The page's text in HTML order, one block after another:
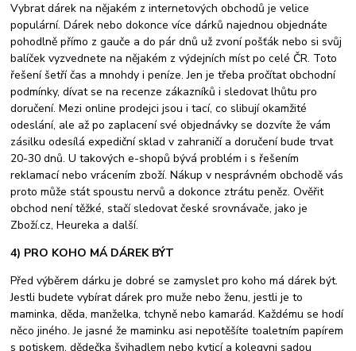
Vybrat dárek na nějakém z internetových obchodů je velice
populární. Dárek nebo dokonce více dárků najednou objednáte
pohodlně přímo z gauče a do pár dnů už zvoní pošťák nebo si svůj
balíček vyzvednete na nějakém z výdejních míst po celé ČR. Toto
řešení šetří čas a mnohdy i peníze. Jen je třeba pročítat obchodní
podmínky, dívat se na recenze zákazníků i sledovat lhůtu pro
doručení. Mezi online prodejci jsou i tací, co slibují okamžité
odeslání, ale až po zaplacení své objednávky se dozvíte že vám
zásilku odesílá expediční sklad v zahraničí a doručení bude trvat
20-30 dnů. U takových e-shopů bývá problém i s řešením
reklamací nebo vrácením zboží. Nákup v nesprávném obchodě vás
proto může stát spoustu nervů a dokonce ztrátu peněz. Ověřit
obchod není těžké, stačí sledovat české srovnávače, jako je
Zboží.cz, Heureka a další.
4) PRO KOHO MÁ DÁREK BÝT
Před výběrem dárku je dobré se zamyslet pro koho má dárek být.
Jestli budete vybírat dárek pro muže nebo ženu, jestli je to
maminka, děda, manželka, tchyně nebo kamarád. Každému se hodí
něco jiného. Je jasné že maminku asi nepotěšíte toaletním papírem
s potiskem, dědečka švihadlem nebo kyticí a kolegyni sadou